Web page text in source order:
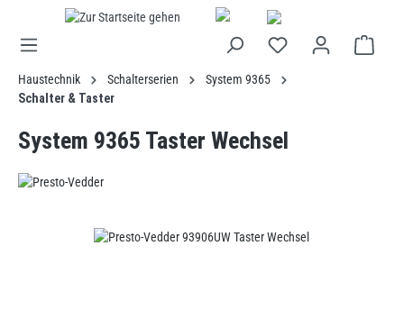
springen
Haustechnik Schalterserien
System 9365
Schalter & Taster
System 9365 Taster Wechsel
Bildergalerie überspringen